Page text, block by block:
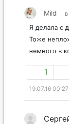
Mild
Я делала с
Тоже
немного в
1
19.07.16 00:27